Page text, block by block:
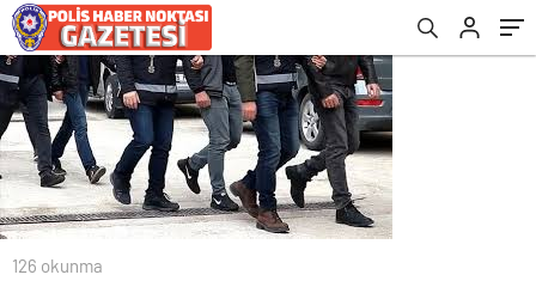
126 okunma
düzenlediğimiz operasyonlarımızda 181
şüpheli tutuklandı”
kameralara yansıdı